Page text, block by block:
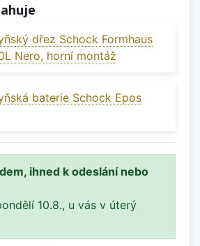
dřez Schock Formhaus
Nero, horní montáž
baterie Schock Epos
ihned k odeslání nebo
10.8., u vás v úterý